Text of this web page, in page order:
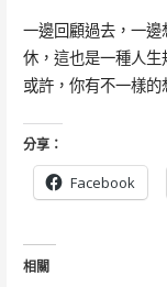
一邊回顧過去，一
休，這也是一種人生
或許，你有不一樣
分享：
Facebook
相關